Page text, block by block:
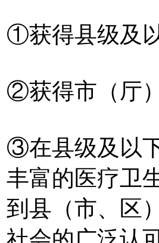
①获得县级及
②获得市（厅
③在县级及以
丰富的医疗卫
到县（市、区